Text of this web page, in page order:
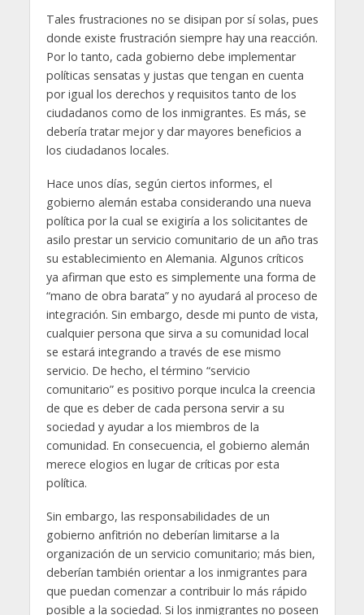
Tales frustraciones no se disipan por sí solas, pues
donde existe frustración siempre hay una reacción.
Por lo tanto, cada gobierno debe implementar
políticas sensatas y justas que tengan en cuenta
por igual los derechos y requisitos tanto de los
ciudadanos como de los inmigrantes. Es más, se
debería tratar mejor y dar mayores beneficios a
los ciudadanos locales.
Hace unos días, según ciertos informes, el
gobierno alemán estaba considerando una nueva
política por la cual se exigiría a los solicitantes de
asilo prestar un servicio comunitario de un año tras
su establecimiento en Alemania. Algunos críticos
ya afirman que esto es simplemente una forma de
“mano de obra barata” y no ayudará al proceso de
integración. Sin embargo, desde mi punto de vista,
cualquier persona que sirva a su comunidad local
se estará integrando a través de ese mismo
servicio. De hecho, el término “servicio
comunitario” es positivo porque inculca la creencia
de que es deber de cada persona servir a su
sociedad y ayudar a los miembros de la
comunidad. En consecuencia, el gobierno alemán
merece elogios en lugar de críticas por esta
política.
Sin embargo, las responsabilidades de un
gobierno anfitrión no deberían limitarse a la
organización de un servicio comunitario; más bien,
deberían también orientar a los inmigrantes para
que puedan comenzar a contribuir lo más rápido
posible a la sociedad. Si los inmigrantes no poseen